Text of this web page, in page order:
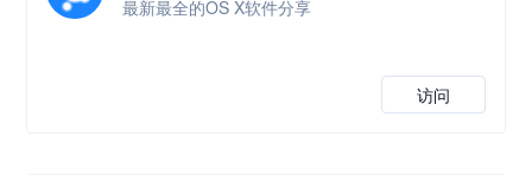
最新最全的OS X软件分享
访问